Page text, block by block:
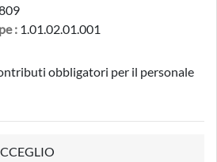
: 1.01.02.01.001
obbligatori per il personale